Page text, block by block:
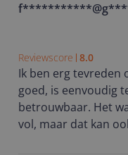
Reviewscore 8.0
Ik ben erg tevreden
goed, is eenvoudig
betrouwbaar. Het
vol, maar dat kan